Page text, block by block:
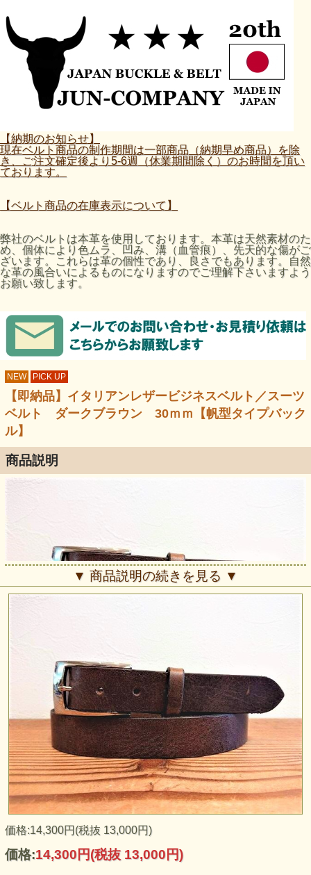
【納期のお知らせ】
現在ベルト商品の制作期間は一部商品（納期早め商品）を除
き、ご注文確定後より5-6週（休業期間除く）のお時間を頂い
ております。
【ベルト商品の在庫表示について】
弊社のベルトは本革を使用しております。本革は天然素材のた
め、個体により色ムラ、凹み、溝（血管痕）、先天的な傷がご
ざいます。これらは革の個性であり、良さでもあります。自然
な革の風合いによるものになりますのでご理解下さいますよう
お願い致します。
NEW PICK UP
【即納品】イタリアンレザービジネスベルト／スーツ
ベルト ダークブラウン 30ｍｍ【帆型タイプバック
ル】
商品説明
▼ 商品説明の続きを見る ▼
価格:14,300円(税抜 13,000円)
価格:14,300円(税抜 13,000円)